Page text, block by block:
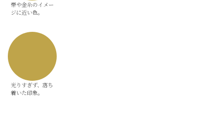
帯や金糸のイメー
ジに近い色。
光りすぎず、落ち
着いた印象。